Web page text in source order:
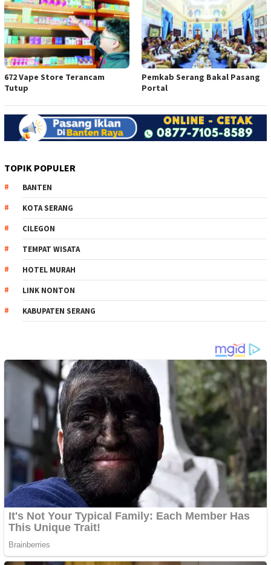
672 Vape Store Terancam
Tutup
Pemkab Serang Bakal Pasang
Portal
TOPIK POPULER
BANTEN
KOTA SERANG
CILEGON
TEMPAT WISATA
HOTEL MURAH
LINK NONTON
KABUPATEN SERANG